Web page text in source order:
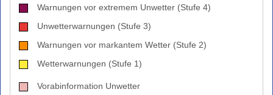
Hochwasserzentralen
Weitere
Partner
Warnungen vor extremem Unwetter (Stufe 4)
Unwetterwarnungen (Stufe 3)
Warnungen vor markantem Wetter (Stufe 2)
Wetterwarnungen (Stufe 1)
Vorabinformation Unwetter